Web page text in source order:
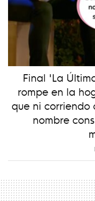
Final 'La
rompe en la
que ni corriendo
nombre